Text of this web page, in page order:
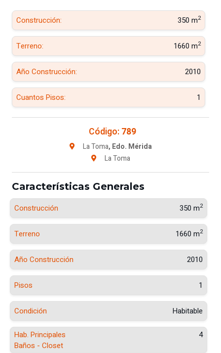
Construcción: 350 m2
Terreno: 1660 m2
Año Construcción: 2010
Cuantos Pisos: 1
Código: 789
La Toma, Edo. Mérida
La Toma
Características Generales
Construcción 350 m2
Terreno 1660 m2
Año Construcción 2010
Pisos 1
Condición Habitable
Hab. Principales
4
Baños - Closet